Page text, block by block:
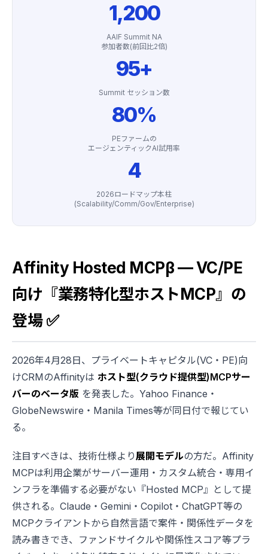
1,200
AAIF Summit NA
参加者数(前回比2倍)
95+
Summit セッション数
80%
PEファームの
エージェンティックAI試用率
4
2026ロードマップ本柱
(Scalability/Comm/Gov/Enterprise)
Affinity Hosted MCPβ — VC/PE
向け『業務特化型ホストMCP』の
登場 ✅
2026年4月28日、プライベートキャピタル(VC・PE)向
けCRMのAffinityは ホスト型(クラウド提供型)MCPサー
バーのベータ版 を発表した。Yahoo Finance・
GlobeNewswire・Manila Times等が同日付で報じてい
る。
注目すべきは、技術仕様より展開モデルの方だ。Affinity
MCPは利用企業がサーバー運用・カスタム統合・専用イ
ンフラを準備する必要がない『Hosted MCP』として提
供される。Claude・Gemini・Copilot・ChatGPT等の
MCPクライアントから自然言語で案件・関係性データを
読み書きでき、ファンドサイクルや関係性スコア等プラ